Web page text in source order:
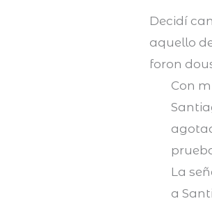
Decidí
aquello
foron
Con
La
a